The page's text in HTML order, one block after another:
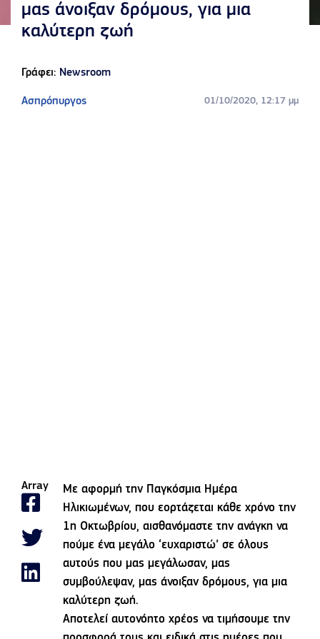
μας άνοιξαν δρόμους, για μια
καλύτερη ζωή
Γράφει: Newsroom
Ασπρόπυργος 01/10/2020, 12:17 μμ
Array
Με αφορμή την Παγκόσμια Ημέρα
Ηλικιωμένων, που εορτάζεται κάθε χρόνο την
1η Οκτωβρίου, αισθανόμαστε την ανάγκη να
πούμε ένα μεγάλο ‘ευχαριστώ’ σε όλους
αυτούς που μας μεγάλωσαν, μας
συμβούλεψαν, μας άνοιξαν δρόμους, για μια
καλύτερη ζωή.
Αποτελεί αυτονόητο χρέος να τιμήσουμε την